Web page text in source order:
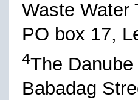
Waste Water
PO box 17,
4The
Babadag